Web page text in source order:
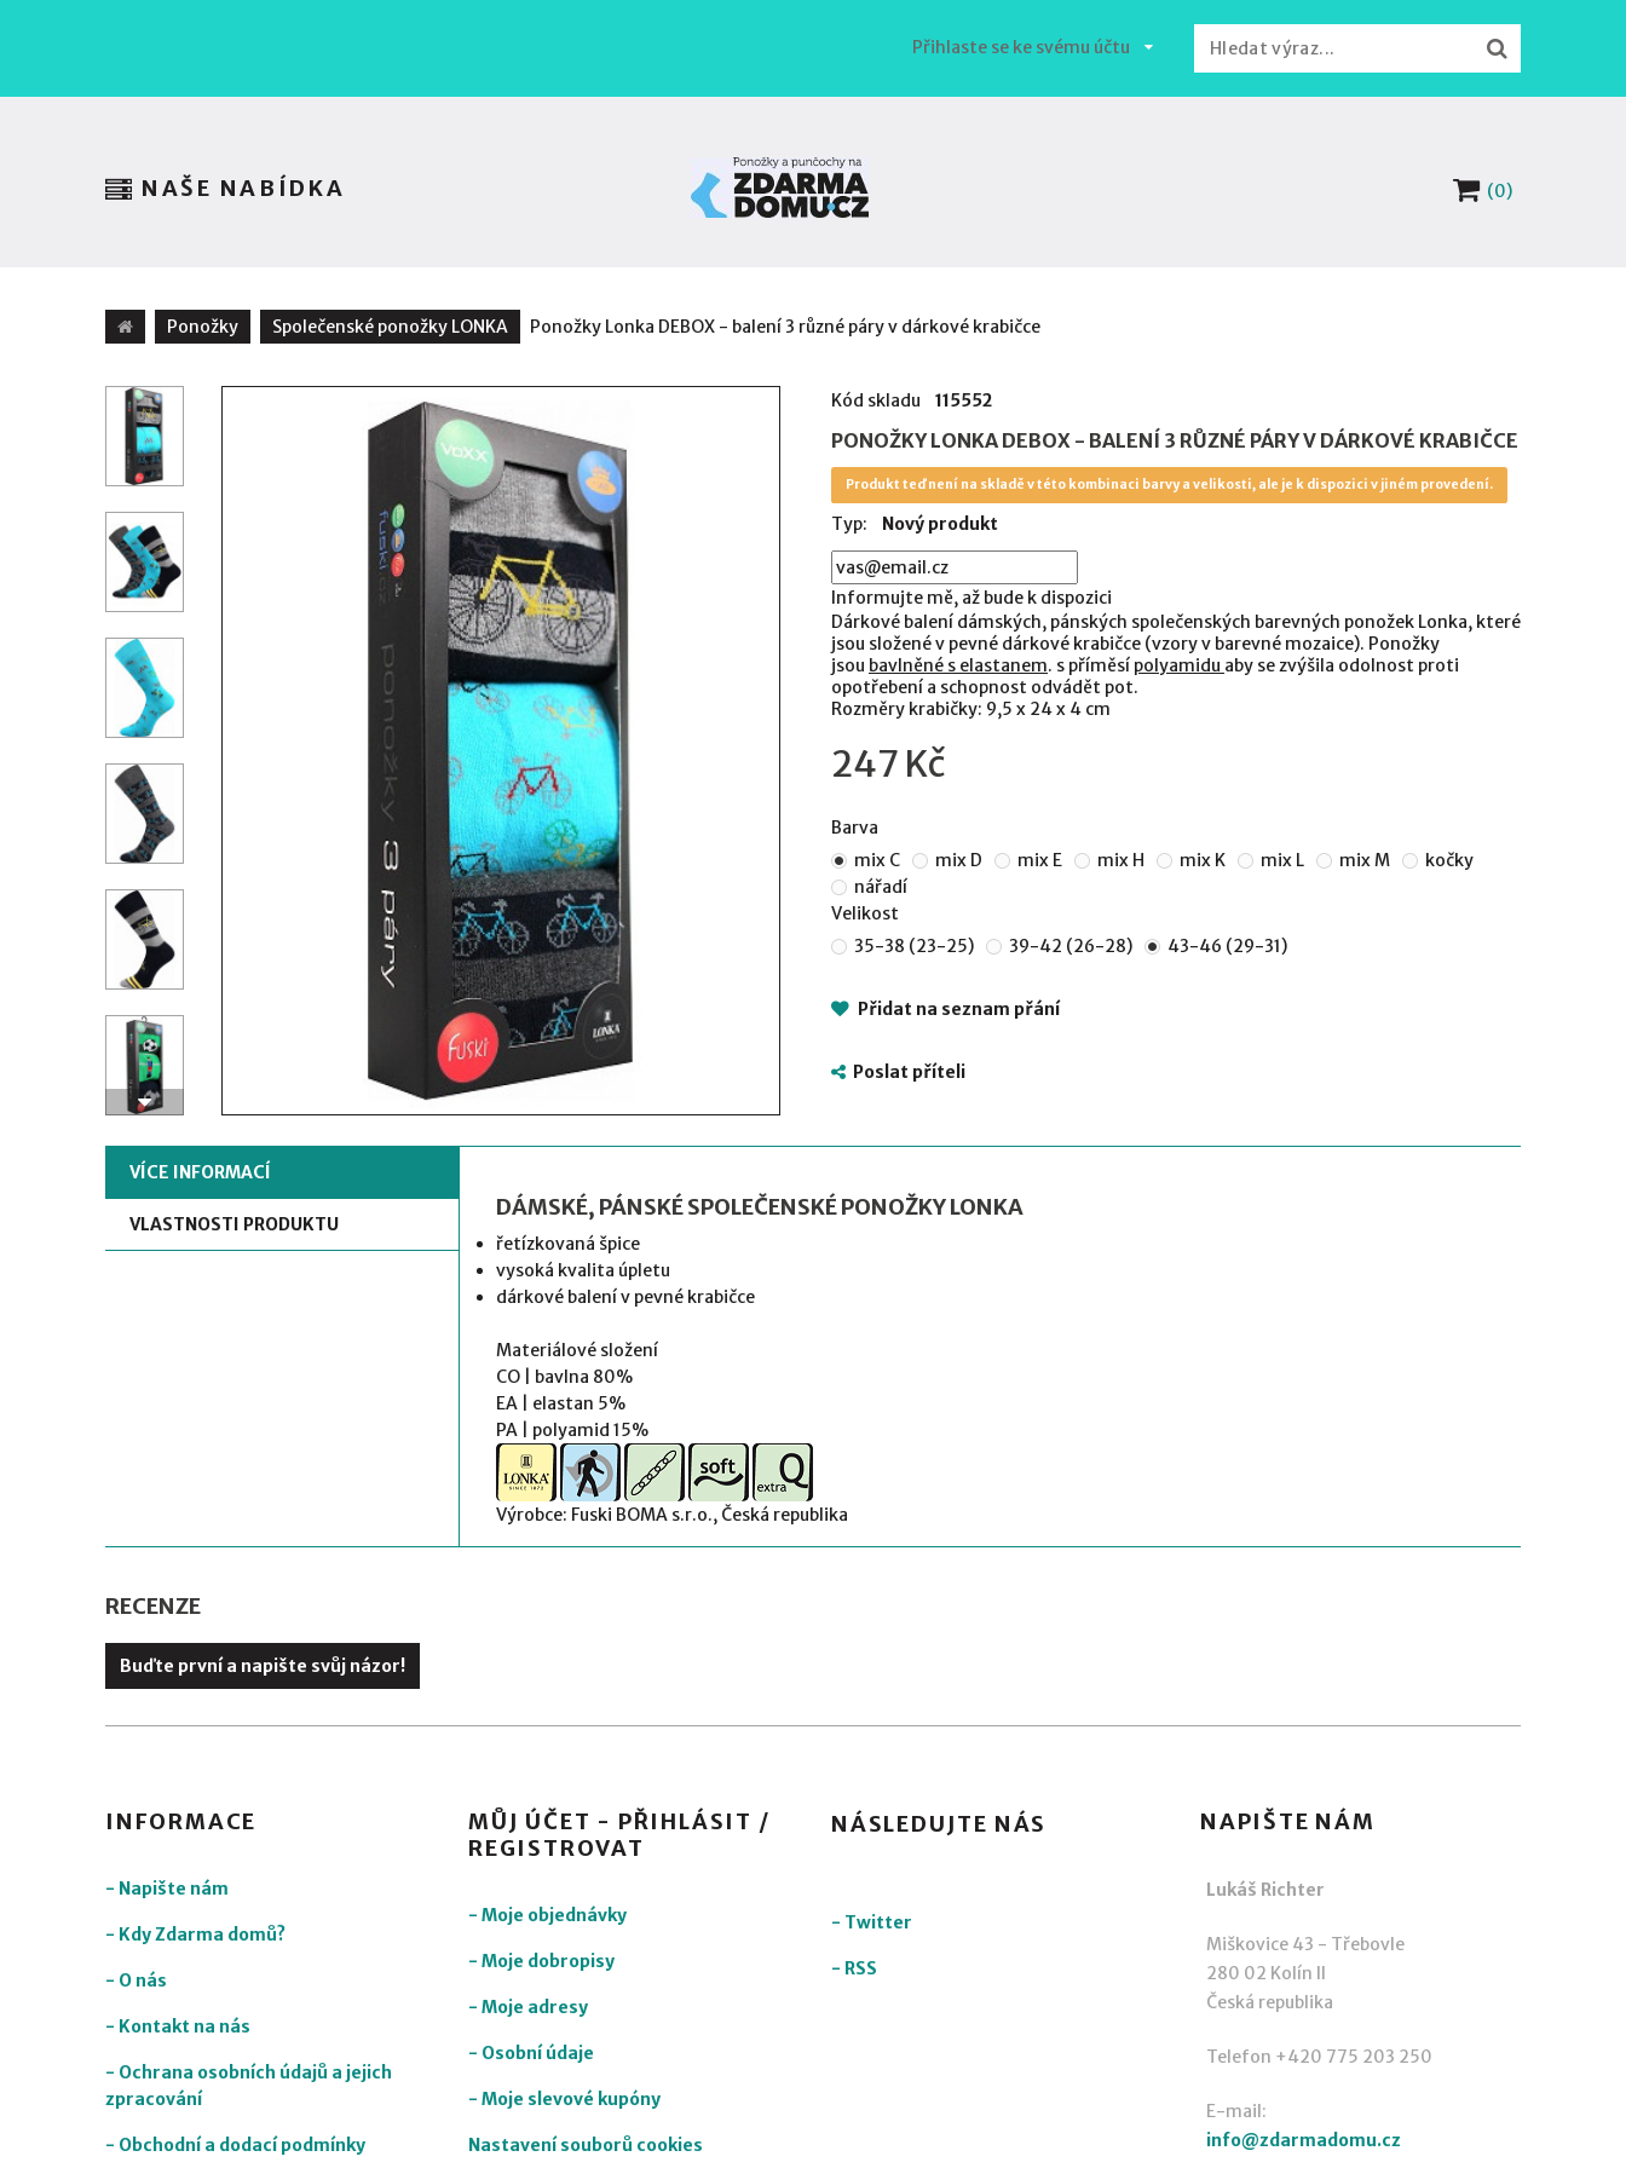
Přihlaste se ke svému účtu
(0)
NAŠE NABÍDKA
Ponožky Společenské ponožky LONKA Ponožky Lonka DEBOX - balení 3 různé páry v dárkové krabičce
Kód skladu 115552
PONOŽKY LONKA DEBOX - BALENÍ 3 RŮZNÉ PÁRY V DÁRKOVÉ KRABIČCE
Produkt teď není na skladě v této kombinaci barvy a velikosti, ale je k dispozici v jiném provedení.
Typ: Nový produkt
Informujte mě, až bude k dispozici
Dárkové balení dámských, pánských společenských barevných ponožek Lonka, které
jsou složené v pevné dárkové krabičce (vzory v barevné mozaice). Ponožky
jsou bavlněné s elastanem. s příměsí polyamidu aby se zvýšila odolnost proti
opotřebení a schopnost odvádět pot.
Rozměry krabičky: 9,5 x 24 x 4 cm
247 Kč
Barva
mix C
mix D mix E mix H mix K mix L mix M
kočky
nářadí
Velikost
35-38 (23-25)
39-42 (26-28) 43-46 (29-31)
Přidat na seznam přání
Poslat příteli
VÍCE INFORMACÍ
VLASTNOSTI PRODUKTU
DÁMSKÉ, PÁNSKÉ SPOLEČENSKÉ PONOŽKY LONKA
řetízkovaná špice
vysoká kvalita úpletu
dárkové balení v pevné krabičce
Materiálové složení
CO | bavlna 80%
EA | elastan 5%
PA | polyamid 15%
Výrobce: Fuski BOMA s.r.o., Česká republika
RECENZE
Buďte první a napište svůj názor!
INFORMACE
- Napište nám
- Kdy Zdarma domů?
- O nás
- Kontakt na nás
- Ochrana osobních údajů a jejich
zpracování
- Obchodní a dodací podmínky
MŮJ ÚČET - PŘIHLÁSIT /
REGISTROVAT
- Moje objednávky
- Moje dobropisy
- Moje adresy
- Osobní údaje
- Moje slevové kupóny
Nastavení souborů cookies
NÁSLEDUJTE NÁS
- Twitter
- RSS
NAPIŠTE NÁM
Lukáš Richter
Miškovice 43 - Třebovle
280 02 Kolín II
Česká republika
Telefon +420 775 203 250
E-mail:
info@zdarmadomu.cz